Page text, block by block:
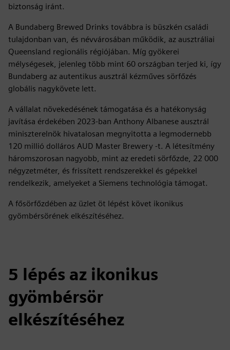
biztonság iránt.
A Bundaberg Brewed Drinks továbbra is büszkén családi
tulajdonban van, és névvárosában működik, az ausztráliai
Queensland regionális régiójában. Míg gyökerei
mélységesek, jelenleg több mint 60 országban terjed ki, így
Bundaberg az autentikus ausztrál kézműves sörfőzés
globális nagykövete lett.
A vállalat növekedésének támogatása és a hatékonyság
javítása érdekében 2023-ban Anthony Albanese ausztrál
miniszterelnök hivatalosan megnyitotta a legmodernebb
120 millió dolláros AUD Master Brewery -t. A létesítmény
háromszorosan nagyobb, mint az eredeti sörfőzde, 22 000
négyzetméter, és frissített rendszerekkel és gépekkel
rendelkezik, amelyeket a Siemens technológia támogat.
A fősörfőzdében az üzlet öt lépést követ ikonikus
gyömbérsörének elkészítéséhez.
5 lépés az ikonikus
gyömbérsör
elkészítéséhez